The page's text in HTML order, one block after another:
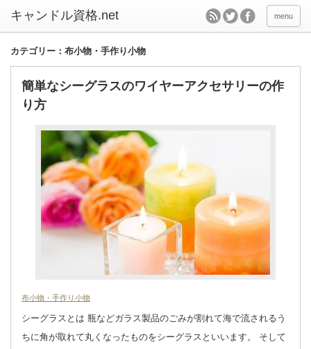
キャンドル資格.net menu
カテゴリー：布小物・手作り小物
簡単なシーグラスのワイヤーアクセサリーの作
り方
布小物・手作り小物
シーグラスとは 瓶などガラス製品のごみが割れて海で流されるう
ちに角が取れて丸くなったものをシーグラスといいます。 そして